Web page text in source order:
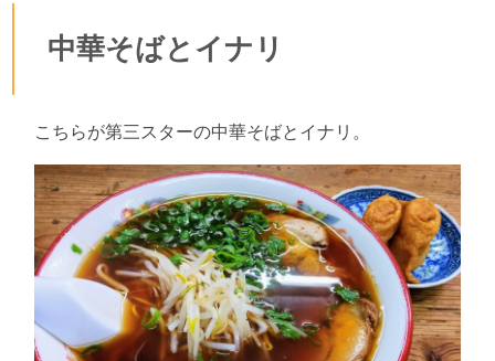
中華そばとイナリ
こちらが第三スターの中華そばとイナリ。